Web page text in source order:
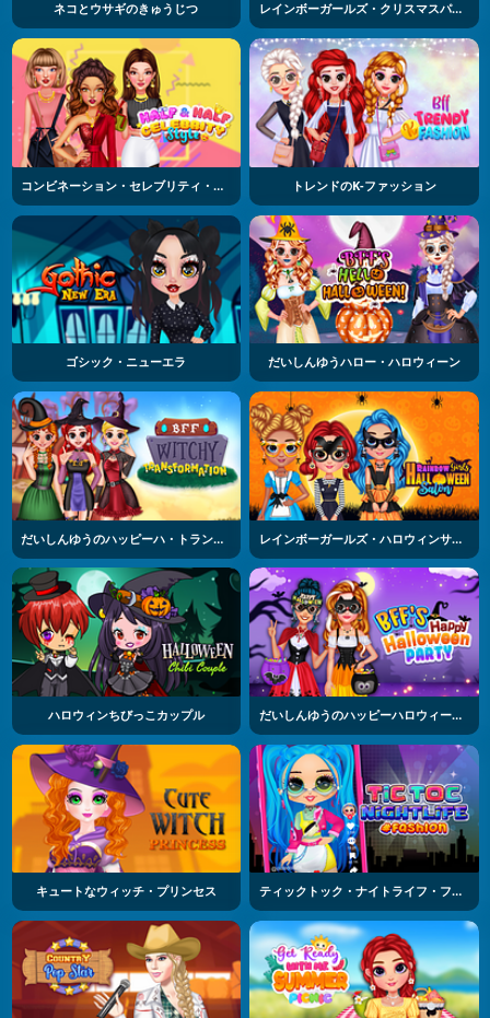
ネコとウサギのきゅうじつ レインボーガールズ・クリスマスパーティー
コンビネーション・セレブリティ・スタイル トレンドのK-ファッション
ゴシック・ニューエラ だいしんゆうハロー・ハロウィーン
だいしんゆうのハッピーハ・トランスフォーメーション レインボーガールズ・ハロウィンサロン
ハロウィンちびっこカップル だいしんゆうのハッピーハロウィーンパーティー
キュートなウィッチ・プリンセス ティックトック・ナイトライフ・ファッション